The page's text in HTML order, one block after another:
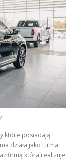
które posiadają
działa jako Firma
firmą która realizuje